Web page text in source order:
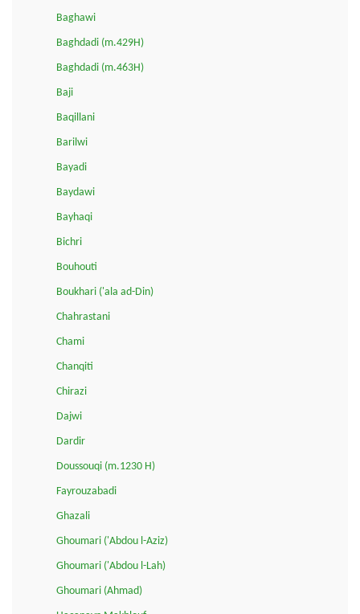
Baghawi
Baghdadi (m.429H)
Baghdadi (m.463H)
Baji
Baqillani
Barilwi
Bayadi
Baydawi
Bayhaqi
Bichri
Bouhouti
Boukhari ('ala ad-Din)
Chahrastani
Chami
Chanqiti
Chirazi
Dajwi
Dardir
Doussouqi (m.1230 H)
Fayrouzabadi
Ghazali
Ghoumari ('Abdou l-Aziz)
Ghoumari ('Abdou l-Lah)
Ghoumari (Ahmad)